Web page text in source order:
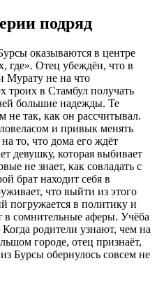
подряд
оказываются в центре
где». Отец убеждён, что в
Мурату не на что
троих в Стамбул получать
большие надежды. Те
не так, как он рассчитывал.
и привык менять
то, что дома его ждёт
девушку, которая выбивает
не знает, как совладать с
брат находит себя в
что выйти из этого
погружается в политику и
в сомнительные аферы. Учёба
родители узнают, чем на
городе, отец признаёт,
Бурсы обернулось совсем не